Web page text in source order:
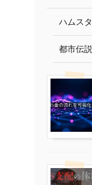
ハムス
都市伝